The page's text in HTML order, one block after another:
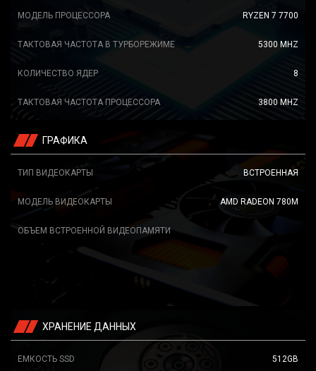
МОДЕЛЬ ПРОЦЕССОРА RYZEN 7 7700
ТАКТОВАЯ ЧАСТОТА В ТУРБОРЕЖИМЕ 5300 MHZ
КОЛИЧЕСТВО ЯДЕР 8
ТАКТОВАЯ ЧАСТОТА ПРОЦЕССОРА 3800 MHZ
ГРАФИКА
ТИП ВИДЕОКАРТЫ ВСТРОЕННАЯ
МОДЕЛЬ ВИДЕОКАРТЫ AMD RADEON 780M
ОБЪЕМ ВСТРОЕННОЙ ВИДЕОПАМЯТИ
ХРАНЕНИЕ ДАННЫХ
ЕМКОСТЬ SSD 512GB